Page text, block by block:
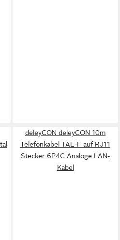
deleyCON deleyCON 10m
Telefonkabel TAE-F auf RJ11
Stecker 6P4C Analoge LAN-
Kabel